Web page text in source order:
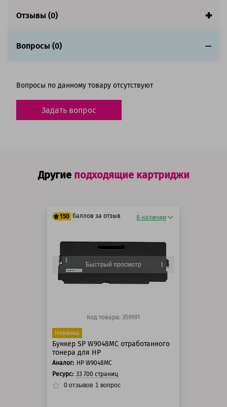
заполнении страницы
Отзывы (0)
Вопросы (0)
Вопросы по данному товару отсутствуют
Задать вопрос
Другие подходящие картриджи
150 баллов за отзыв
125 баллов
150 баллов
В наличии
Быстрый просмотр
Код товара: 359991
Новинка
Бункер SP W9048MC отработанного
тонера для HP
Аналог: HP W9048MC
Ресурс: 33 700 страниц
0 отзывов 1 вопрос